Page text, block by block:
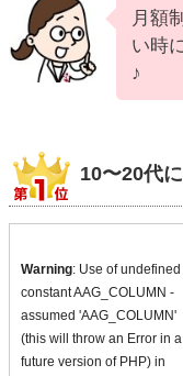
月額
い時
♪
10〜20代
Warning: Use of undefined
constant AAG_COLUMN -
assumed 'AAG_COLUMN'
(this will throw an Error in a
future version of PHP) in